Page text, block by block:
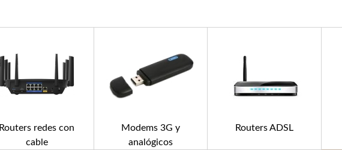
Routers redes con
cable
Modems 3G y
analógicos
Routers ADSL